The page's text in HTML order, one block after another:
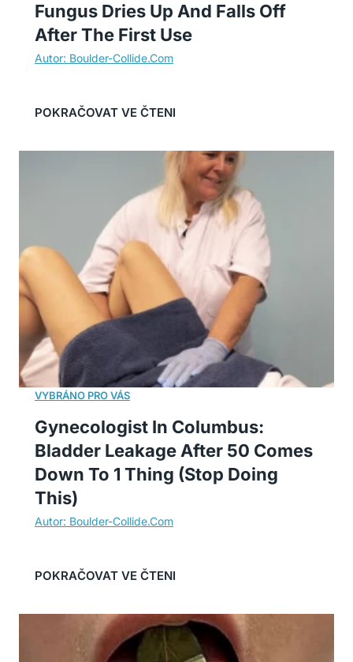
Fungus Dries Up And Falls Off
After The First Use
Gynecologist In Columbus:
Bladder Leakage After 50 Comes
Down To 1 Thing (Stop Doing
This)